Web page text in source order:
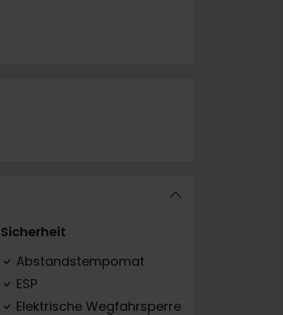
Sicherheit
Abstandstempomat
ESP
Elektrische Wegfahrsperre